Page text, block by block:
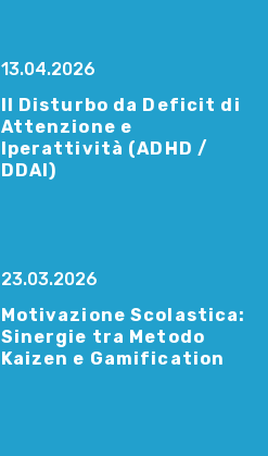
13.04.2026
Il Disturbo da Deficit di
Attenzione e
Iperattività (ADHD /
DDAI)
23.03.2026
Motivazione Scolastica:
Sinergie tra Metodo
Kaizen e Gamification